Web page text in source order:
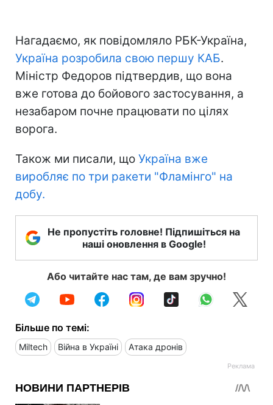
Нагадаємо, як повідомляло РБК-Україна,
Україна розробила свою першу КАБ.
Міністр Федоров підтвердив, що вона
вже готова до бойового застосування, а
незабаром почне працювати по цілях
ворога.
Також ми писали, що Україна вже
виробляє по три ракети "Фламінго" на
добу.
Не пропустіть головне! Підпишіться на
наші оновлення в Google!
Або читайте нас там, де вам зручно!
Більше по темі:
Miltech Війна в Україні Атака дронів